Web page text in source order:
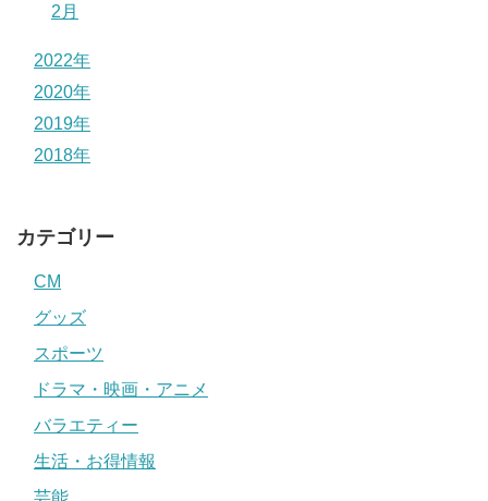
2月
2022年
2020年
2019年
2018年
カテゴリー
CM
グッズ
スポーツ
ドラマ・映画・アニメ
バラエティー
生活・お得情報
芸能